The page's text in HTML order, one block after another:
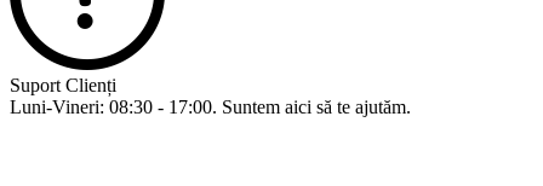
Suport Clienți
Luni-Vineri: 08:30 - 17:00. Suntem aici să te ajutăm.